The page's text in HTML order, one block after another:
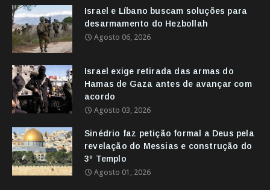
Israel e Líbano buscam soluções para
desarmamento do Hezbollah
Agosto 06, 2026
Israel exige retirada das armas do
Hamas de Gaza antes de avançar com
acordo
Agosto 03, 2026
Sinédrio faz petição formal a Deus pela
revelação do Messias e construção do
3º Templo
Agosto 01, 2026